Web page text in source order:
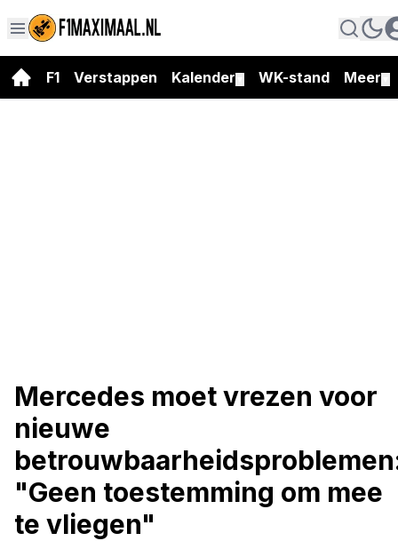
F1 Verstappen Kalender WK-stand Meer
Mercedes moet vrezen voor
nieuwe
"Geen toestemming om mee
te vliegen"